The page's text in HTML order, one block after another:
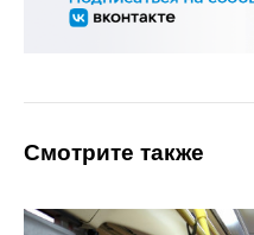
Смотрите также